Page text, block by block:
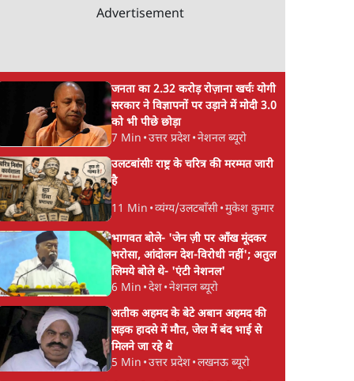
Advertisement
जनता का 2.32 करोड़ रोज़ाना खर्चः योगी
सरकार ने विज्ञापनों पर उड़ाने में मोदी 3.0
को भी पीछे छोड़ा
7 Min •उत्तर प्रदेश•नेशनल ब्यूरो
उलटबांसीः राष्ट्र के चरित्र की मरम्मत जारी
है
11 Min •व्यंग्य/उलटबाँसी•मुकेश कुमार
भागवत बोले- 'जेन ज़ी पर आँख मूंदकर
भरोसा, आंदोलन देश-विरोधी नहीं'; अतुल
लिमये बोले थे- 'एंटी नेशनल'
6 Min •देश•नेशनल ब्यूरो
अतीक अहमद के बेटे अबान अहमद की
सड़क हादसे में मौत, जेल में बंद भाई से
मिलने जा रहे थे
5 Min •उत्तर प्रदेश•लखनऊ ब्यूरो